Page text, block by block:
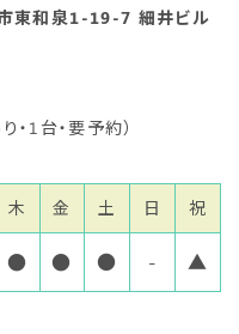
東和泉1-19-7 細井ビル
・1台・要予約）
木 金 土 日 祝
● ● ● - ▲